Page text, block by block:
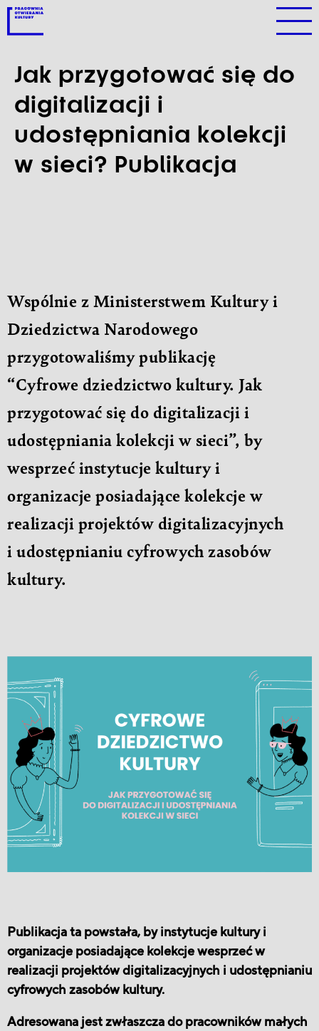
Jak przygotować się do
digitalizacji i
udostępniania kolekcji
w sieci? Publikacja
Wspólnie z Ministerstwem Kultury i
Dziedzictwa Narodowego
przygotowaliśmy publikację
“Cyfrowe dziedzictwo kultury. Jak
przygotować się do digitalizacji i
udostępniania kolekcji w sieci”, by
wesprzeć instytucje kultury i
organizacje posiadające kolekcje w
realizacji projektów digitalizacyjnych
i udostępnianiu cyfrowych zasobów
kultury.
Publikacja ta powstała, by instytucje kultury i
organizacje posiadające kolekcje wesprzeć w
realizacji projektów digitalizacyjnych i udostępnianiu
cyfrowych zasobów kultury.
Adresowana jest zwłaszcza do pracowników małych